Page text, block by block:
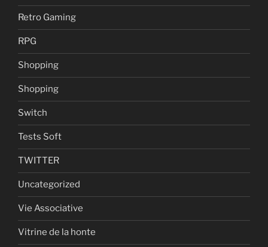
Retro Gaming
RPG
Shopping
Shopping
Switch
Tests Soft
TWITTER
Uncategorized
Vie Associative
Vitrine de la honte